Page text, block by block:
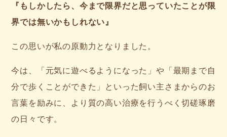
『もしかしたら、今まで限界だと思っていたことが限
界では無いかもしれない』
この思いが私の原動力となりました。
今は、「元気に遊べるようになった」や「最期まで自
分で歩くことができた」といった飼い主さまからのお
言葉を励みに、より質の高い治療を行うべく切磋琢磨
の日々です。